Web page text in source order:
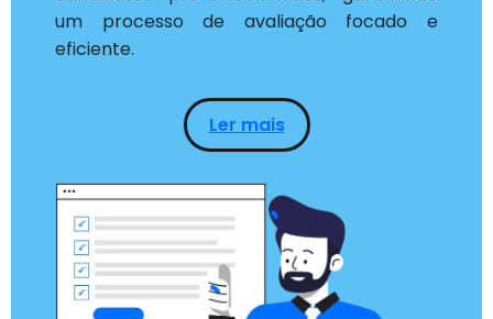
um processo de avaliação focado e
eficiente.
Ler mais